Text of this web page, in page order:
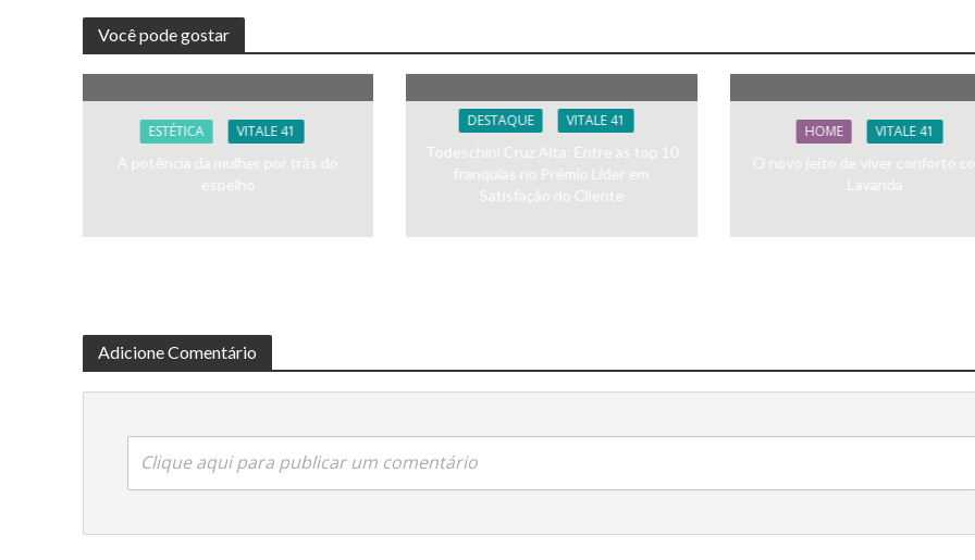
Você pode gostar
ESTÉTICA
VITALE 41
A potência da mulher por trás do
espelho
DESTAQUE
VITALE 41
Todeschini Cruz Alta: Entre as top 10
franquias no Prêmio Líder em
Satisfação do Cliente
HOME
VITALE 41
O novo jeito de viver conforto
Lavanda
Adicione Comentário
Clique aqui para publicar um comentário